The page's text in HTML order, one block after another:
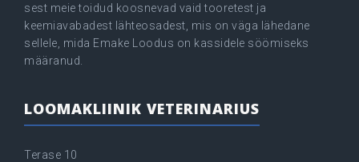
sest meie toidud koosnevad vaid tooretest ja
keemiavabadest lähteosadest, mis on väga lähedane
sellele, mida Emake Loodus on kassidele söömiseks
määranud.
LOOMAKLIINIK VETERINARIUS
Terase 10